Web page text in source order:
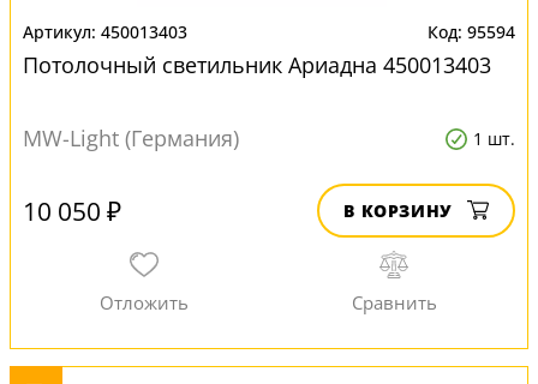
450013403 95594
Потолочный светильник Ариадна 450013403
MW-Light (Германия) 1 шт.
10 050 ₽ В КОРЗИНУ